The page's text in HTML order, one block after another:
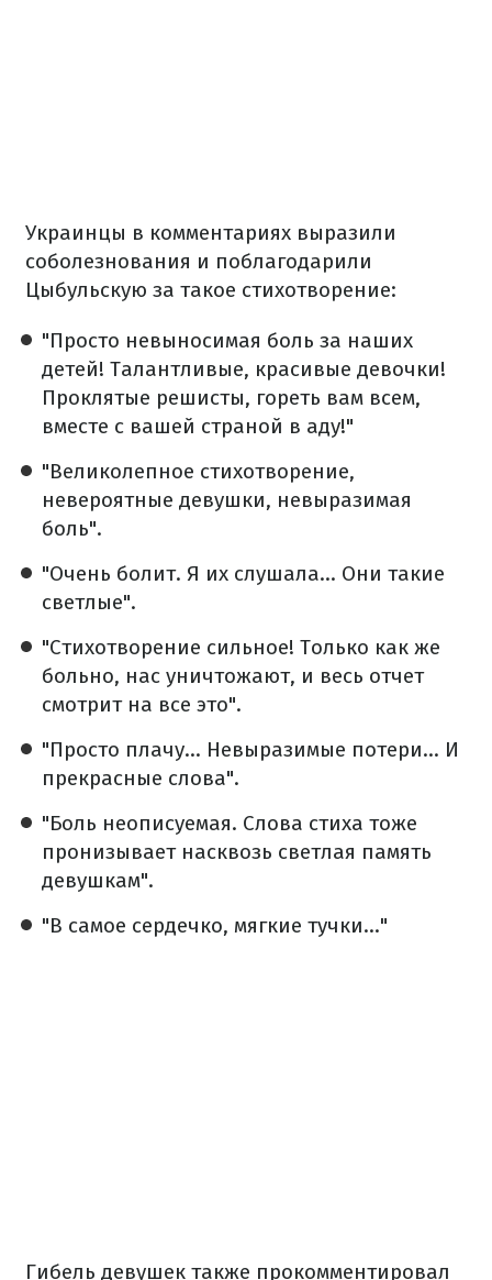
Украинцы в комментариях выразили
соболезнования и поблагодарили
Цыбульскую за такое стихотворение:
"Просто невыносимая боль за наших
детей! Талантливые, красивые девочки!
Проклятые решисты, гореть вам всем,
вместе с вашей страной в аду!"
"Великолепное стихотворение,
невероятные девушки, невыразимая
боль".
"Очень болит. Я их слушала... Они такие
светлые".
"Стихотворение сильное! Только как же
больно, нас уничтожают, и весь отчет
смотрит на все это".
"Просто плачу... Невыразимые потери... И
прекрасные слова".
"Боль неописуемая. Слова стиха тоже
пронизывает насквозь светлая память
девушкам".
"В самое сердечко, мягкие тучки…"
Гибель девушек также прокомментировал